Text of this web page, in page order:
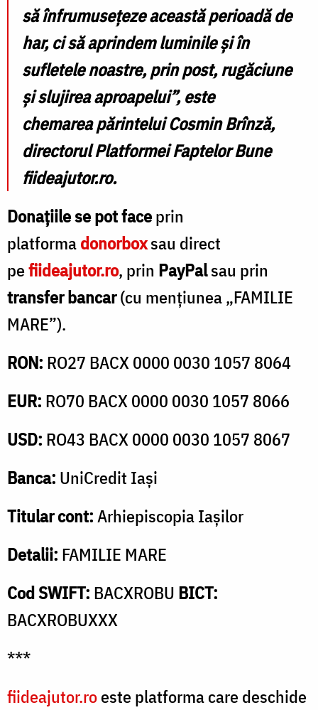
să înfrumusețeze această perioadă de
har, ci să aprindem luminile și în
sufletele noastre, prin post, rugăciune
și slujirea aproapelui”, este
chemareapărintelui Cosmin Brînză,
directorul Platformei Faptelor Bune
fiideajutor.ro.
Donațiile se pot faceprin
platformadonorboxsau direct
pefiideajutor.ro, prin PayPalsau prin
transfer bancar(cu mențiunea „FAMILIE
MARE”).
RON: RO27 BACX 0000 0030 1057 8064
EUR: RO70 BACX 0000 0030 1057 8066
USD: RO43 BACX 0000 0030 1057 8067
Banca: UniCredit Iași
Titular cont:Arhiepiscopia Iașilor
Detalii: FAMILIE MARE
Cod SWIFT: BACXROBU BICT:
BACXROBUXXX
***
fiideajutor.roeste platforma care deschide